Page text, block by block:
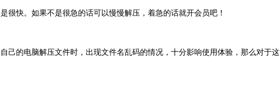
快。如果不是很急的话可以慢慢解压，着急的话就开会员吧！
己的电脑解压文件时，出现文件名乱码的情况，十分影响使用体验，那么对于这